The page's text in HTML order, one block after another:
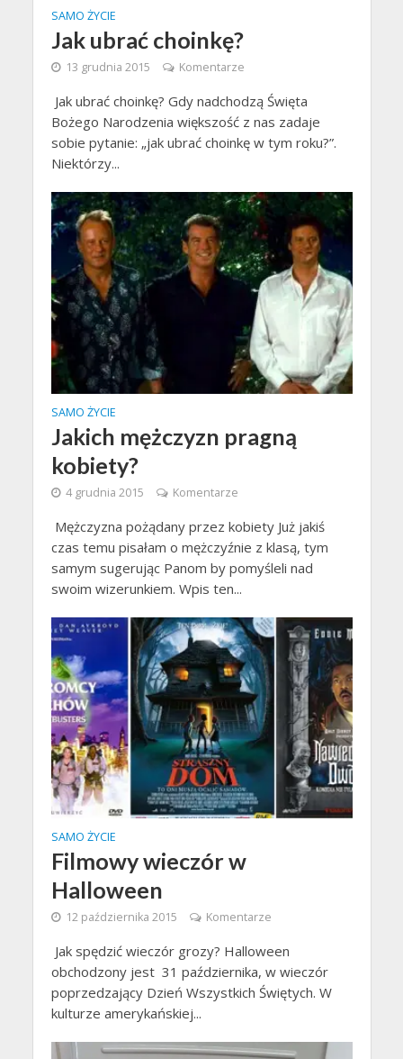
SAMO ŻYCIE
Jak ubrać choinkę?
13 grudnia 2015 Komentarze
Jak ubrać choinkę? Gdy nadchodzą Święta
Bożego Narodzenia większość z nas zadaje
sobie pytanie: „jak ubrać choinkę w tym roku?”.
Niektórzy...
SAMO ŻYCIE
Jakich mężczyzn pragną
kobiety?
4 grudnia 2015 Komentarze
Mężczyzna pożądany przez kobiety Już jakiś
czas temu pisałam o mężczyźnie z klasą, tym
samym sugerując Panom by pomyśleli nad
swoim wizerunkiem. Wpis ten...
SAMO ŻYCIE
Filmowy wieczór w
Halloween
12 października 2015 Komentarze
Jak spędzić wieczór grozy? Halloween
obchodzony jest 31 października, w wieczór
poprzedzający Dzień Wszystkich Świętych. W
kulturze amerykańskiej...